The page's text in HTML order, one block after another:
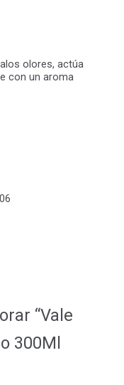
olores, actúa
con un aroma
“Vale
300Ml